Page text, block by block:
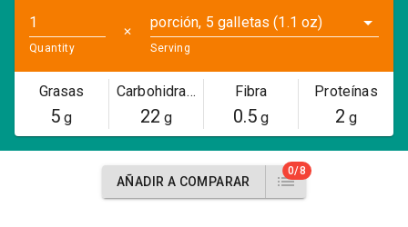
Quantity
✕
porción, 5 galletas (1.1 oz)
Serving
Grasas
5 g
Carbohidratos
22 g
Fibra
0.5g
Proteínas
2 g
AÑADIR A COMPARAR
0/8